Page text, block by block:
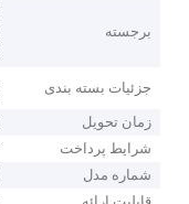
برجسته
جزئیات بسته بندی
زمان تحویل
شرایط پرداخت
شماره مدل